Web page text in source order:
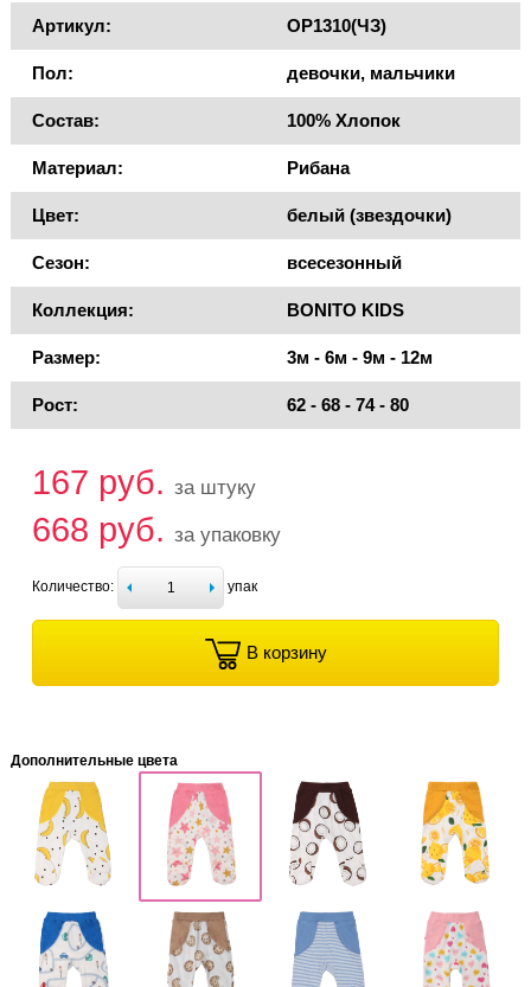
Артикул: OP1310(ЧЗ)
Пол: девочки, мальчики
Состав: 100% Хлопок
Материал: Рибана
Цвет: белый (звездочки)
Сезон: всесезонный
Коллекция: BONITO KIDS
Размер: 3м - 6м - 9м - 12м
Рост: 62 - 68 - 74 - 80
167 руб. за штуку
668 руб. за упаковку
Количество: упак
В корзину
Дополнительные цвета